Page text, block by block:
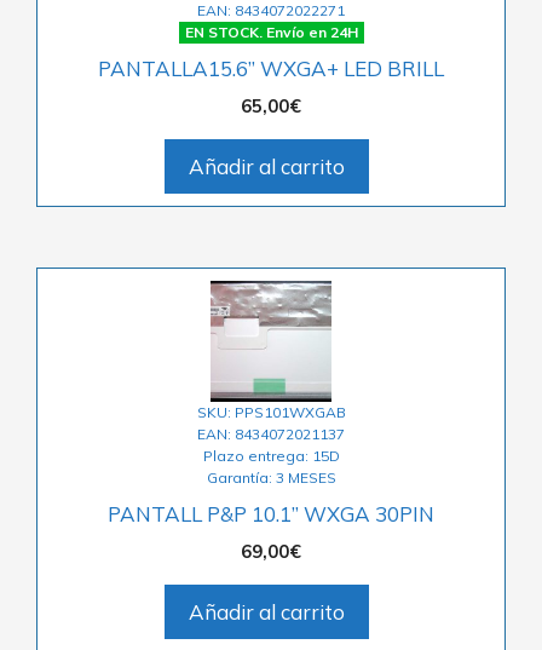
EAN: 8434072022271
EN STOCK. Envío en 24H
PANTALLA15.6” WXGA+ LED BRILL
65,00€
Añadir al carrito
SKU: PPS101WXGAB
EAN: 8434072021137
Plazo entrega: 15D
Garantía: 3 MESES
PANTALL P&P 10.1” WXGA 30PIN
69,00€
Añadir al carrito